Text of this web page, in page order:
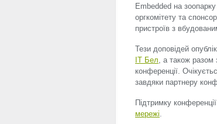
Embedded на
оргкомітету та
пристроїв з
Тези доповідей
IT Бел, а також разом
конференції.
завдяки партнеру
Підтримку
мережі.